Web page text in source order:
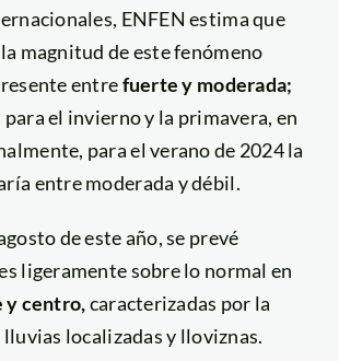
ENFEN estima que
magnitud de este fenómeno
entrefuerte y moderada;
el invierno y la primavera, en
para el verano de 2024 la
entre moderada y débil.
de este año, se prevé
ligeramente sobre lo normal en
y centro,caracterizadas por la
localizadas y lloviznas.